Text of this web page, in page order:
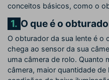
conceitos básicos, como o
1. O que é o
O obturador da sua lente é o
chega ao sensor da sua
uma câmera de rolo. Quanto
câmera, maior quantidade de